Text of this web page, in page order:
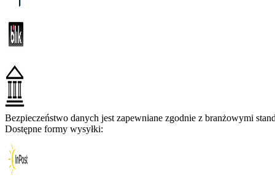
Bezpieczeństwo danych jest zapewniane zgodnie z branżowymi
Dostępne formy wysyłki: